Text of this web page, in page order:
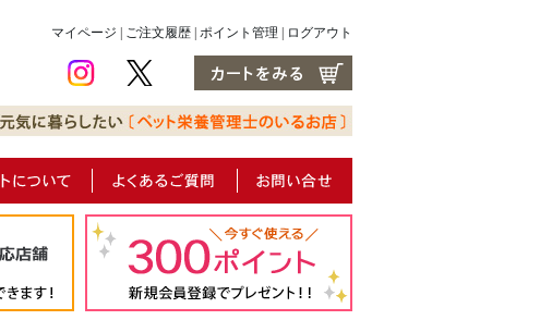
マイページ ご注文履歴 ポイント管理 ログアウト